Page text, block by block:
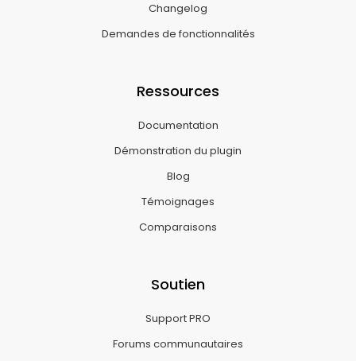
Changelog
Demandes de fonctionnalités
Ressources
Documentation
Démonstration du plugin
Blog
Témoignages
Comparaisons
Soutien
Support PRO
Forums communautaires